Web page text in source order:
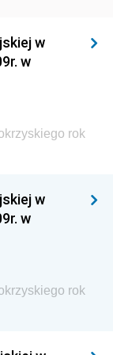
i Przemysłu
i Rozwoju
Ochrony
Ochrony
i
L
w
w
rok
w
w
rok